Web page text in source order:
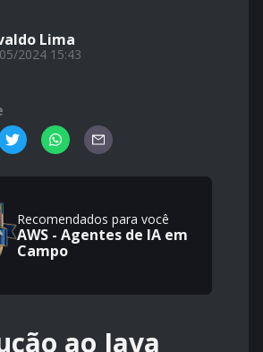
Lima
2024 15:43
Recomendados para você
AWS - Agentes de IA em
Campo
ao Java